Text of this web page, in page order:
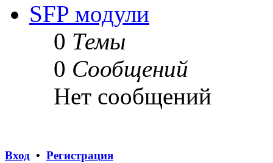
SFP модули
0 Темы
0 Сообщений
Нет сообщений
Вход • Регистрация